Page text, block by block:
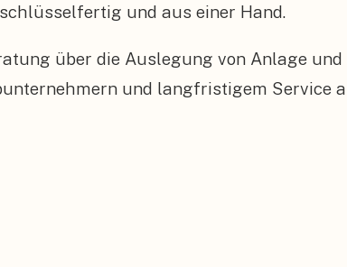
und aus einer Hand.
über die Auslegung von Anlage
und langfristigem Service